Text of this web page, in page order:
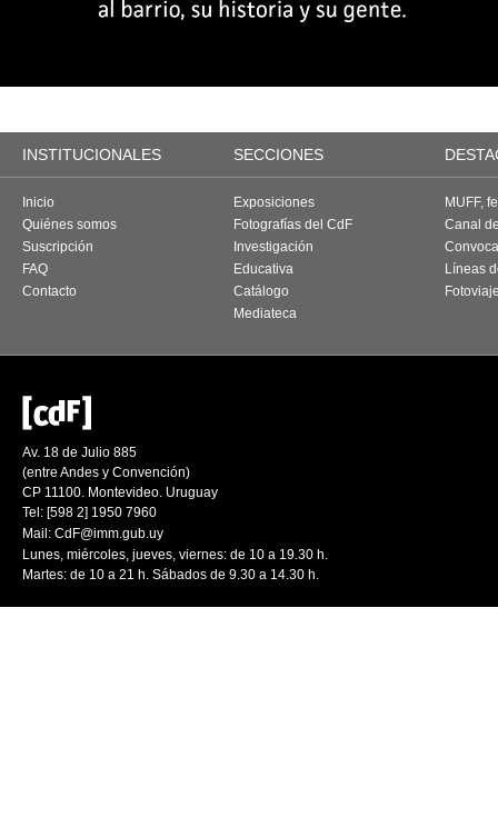
INSTITUCIONALES SECCIONES
Inicio
Quiénes somos
Suscripción
FAQ
Contacto
Exposiciones
Fotografías del CdF
Investigación
Educativa
Catálogo
Mediateca
MUFF,
Canal
Líneas
Av. 18 de Julio 885
(entre Andes y Convención)
CP 11100. Montevideo. Uruguay
Tel: [598 2] 1950 7960
Mail: CdF@imm.gub.uy
Lunes, miércoles, jueves, viernes: de 10 a 19.30 h.
Martes: de 10 a 21 h. Sábados de 9.30 a 14.30 h.